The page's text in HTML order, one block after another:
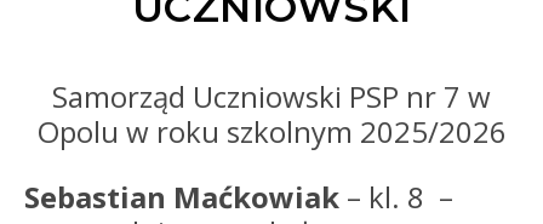
Samorząd Uczniowski PSP nr 7 w
Opolu w roku szkolnym 2025/2026
Sebastian Maćkowiak – kl. 8 –